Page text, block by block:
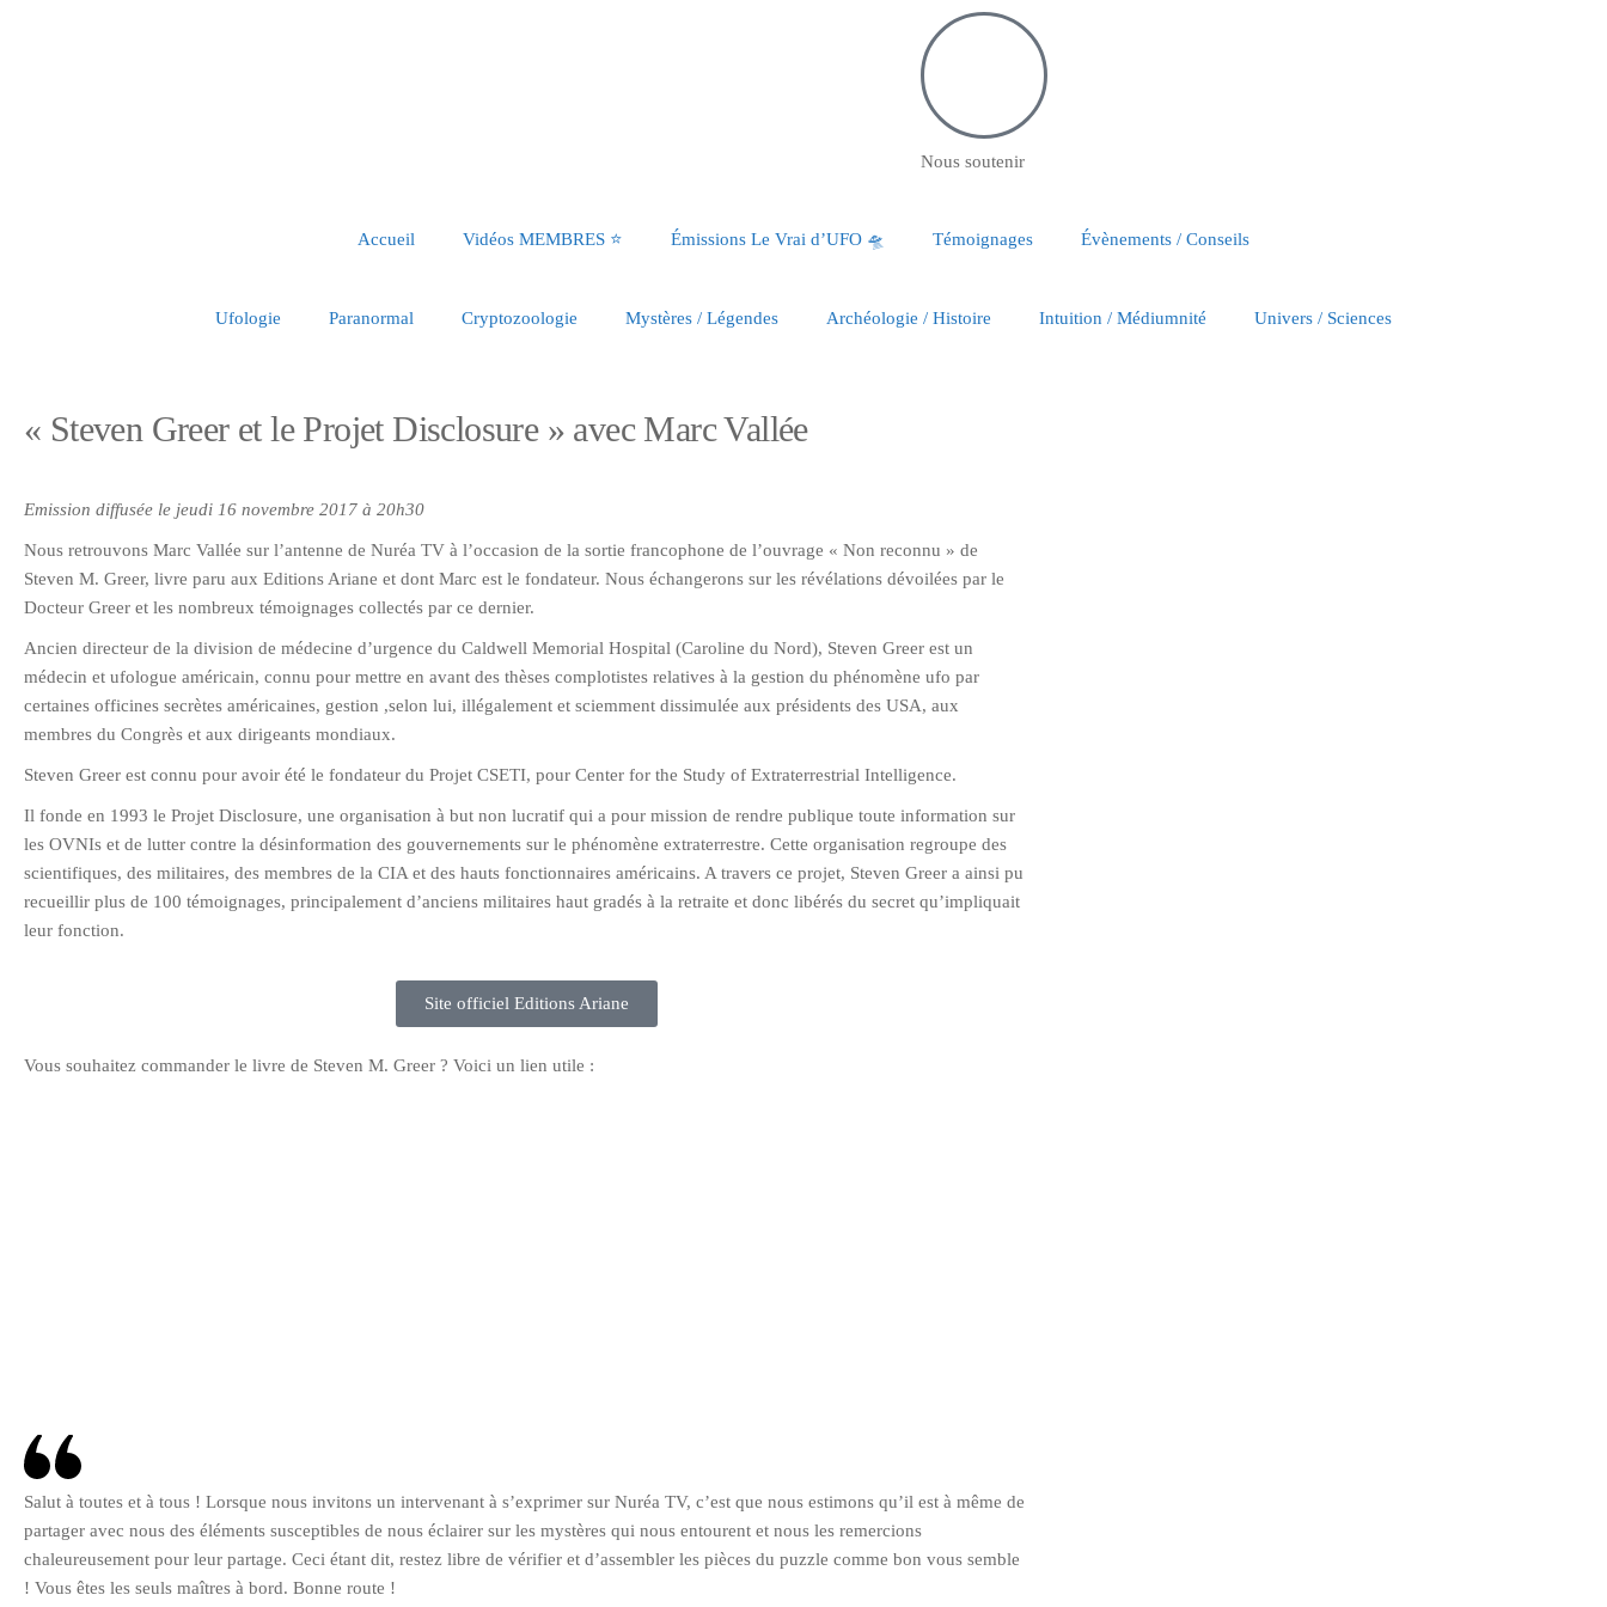
Nous soutenir
Accueil Vidéos MEMBRES ⭐️ Émissions Le Vrai d’UFO 🛸 Témoignages Évènements / Conseils
Ufologie Paranormal Cryptozoologie Mystères / Légendes Archéologie / Histoire Intuition / Médiumnité Univers / Sciences
« Steven Greer et le Projet Disclosure » avec Marc Vallée
Emission diffusée le jeudi 16 novembre 2017 à 20h30
Nous retrouvons Marc Vallée sur l’antenne de Nuréa TV à l’occasion de la sortie francophone de l’ouvrage « Non reconnu » de
Steven M. Greer, livre paru aux Editions Ariane et dont Marc est le fondateur. Nous échangerons sur les révélations dévoilées par le
Docteur Greer et les nombreux témoignages collectés par ce dernier.
Ancien directeur de la division de médecine d’urgence du Caldwell Memorial Hospital (Caroline du Nord), Steven Greer est un
médecin et ufologue américain, connu pour mettre en avant des thèses complotistes relatives à la gestion du phénomène ufo par
certaines officines secrètes américaines, gestion ,selon lui, illégalement et sciemment dissimulée aux présidents des USA, aux
membres du Congrès et aux dirigeants mondiaux.
Steven Greer est connu pour avoir été le fondateur du Projet CSETI, pour Center for the Study of Extraterrestrial Intelligence.
Il fonde en 1993 le Projet Disclosure, une organisation à but non lucratif qui a pour mission de rendre publique toute information sur
les OVNIs et de lutter contre la désinformation des gouvernements sur le phénomène extraterrestre. Cette organisation regroupe des
scientifiques, des militaires, des membres de la CIA et des hauts fonctionnaires américains. A travers ce projet, Steven Greer a ainsi pu
recueillir plus de 100 témoignages, principalement d’anciens militaires haut gradés à la retraite et donc libérés du secret qu’impliquait
leur fonction.
Site officiel Editions Ariane
Vous souhaitez commander le livre de Steven M. Greer ? Voici un lien utile :
Salut à toutes et à tous ! Lorsque nous invitons un intervenant à s’exprimer sur Nuréa TV, c’est que nous estimons qu’il est à même de
partager avec nous des éléments susceptibles de nous éclairer sur les mystères qui nous entourent et nous les remercions
chaleureusement pour leur partage. Ceci étant dit, restez libre de vérifier et d’assembler les pièces du puzzle comme bon vous semble
! Vous êtes les seuls maîtres à bord. Bonne route !